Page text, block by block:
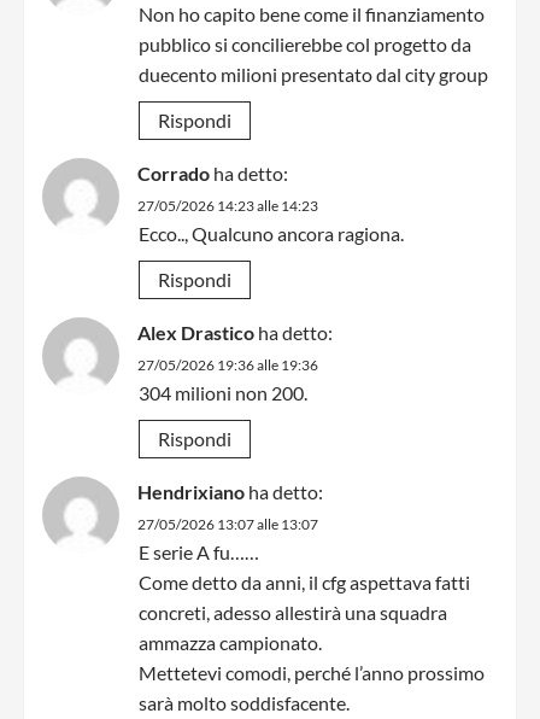
Non ho capito bene come il finanziamento
pubblico si concilierebbe col progetto da
duecento milioni presentato dal city group
Rispondi
Corrado ha detto:
27/05/2026 14:23 alle 14:23
Ecco.., Qualcuno ancora ragiona.
Rispondi
Alex Drastico ha detto:
27/05/2026 19:36 alle 19:36
304 milioni non 200.
Rispondi
Hendrixiano ha detto:
27/05/2026 13:07 alle 13:07
E serie A fu……
Come detto da anni, il cfg aspettava fatti
concreti, adesso allestirà una squadra
ammazza campionato.
Mettetevi comodi, perché l’anno prossimo
sarà molto soddisfacente.